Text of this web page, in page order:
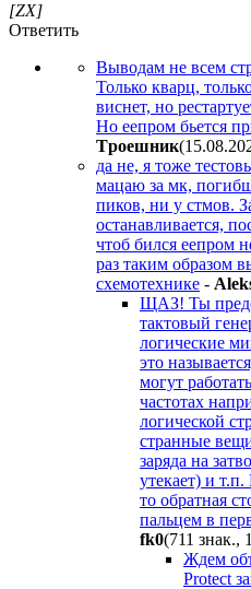
[ZX]
Ответить
Выводам не всем
Только кварц,
виснет, но
Но еепром бьется
Tpoeшник
да не, я тоже
мацаю за мк,
пиков, ни у стмов.
останавливается,
чтоб бился еепром
раз таким образом
схемотехнике -
ЩАЗ! Ты
тактовый
логические
это
могут
частотах
логической
странные
заряда на
утекает) и
то обратная
пальцем в
fk0(711 знак.,
Ждем
Protect